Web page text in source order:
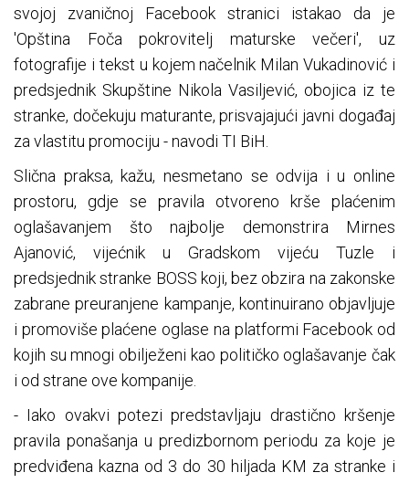
svojoj zvaničnoj Facebook stranici istakao da je
'Opština Foča pokrovitelj maturske večeri', uz
fotografije i tekst u kojem načelnik Milan Vukadinović i
predsjednik Skupštine Nikola Vasiljević, obojica iz te
stranke, dočekuju maturante, prisvajajući javni događaj
za vlastitu promociju - navodi TI BiH.
Slična praksa, kažu, nesmetano se odvija i u online
prostoru, gdje se pravila otvoreno krše plaćenim
oglašavanjem što najbolje demonstrira Mirnes
Ajanović, vijećnik u Gradskom vijeću Tuzle i
predsjednik stranke BOSS koji, bez obzira na zakonske
zabrane preuranjene kampanje, kontinuirano objavljuje
i promoviše plaćene oglase na platformi Facebook od
kojih su mnogi obilježeni kao političko oglašavanje čak
i od strane ove kompanije.
- Iako ovakvi potezi predstavljaju drastično kršenje
pravila ponašanja u predizbornom periodu za koje je
predviđena kazna od 3 do 30 hiljada KM za stranke i